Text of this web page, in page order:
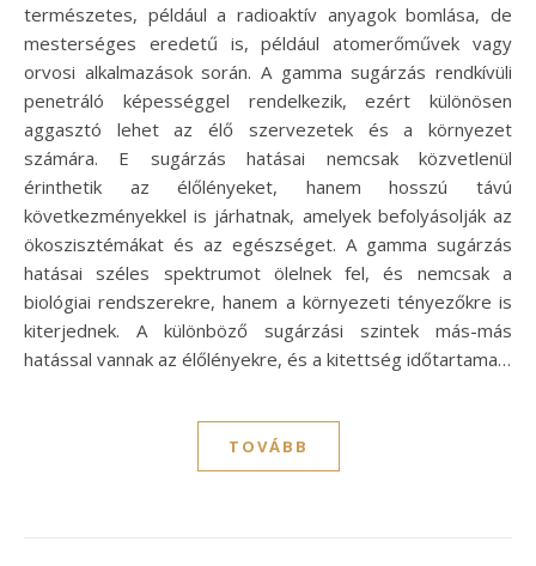
természetes, például a radioaktív anyagok bomlása, de
mesterséges eredetű is, például atomerőművek vagy
orvosi alkalmazások során. A gamma sugárzás rendkívüli
penetráló képességgel rendelkezik, ezért különösen
aggasztó lehet az élő szervezetek és a környezet
számára. E sugárzás hatásai nemcsak közvetlenül
érinthetik az élőlényeket, hanem hosszú távú
következményekkel is járhatnak, amelyek befolyásolják az
ökoszisztémákat és az egészséget. A gamma sugárzás
hatásai széles spektrumot ölelnek fel, és nemcsak a
biológiai rendszerekre, hanem a környezeti tényezőkre is
kiterjednek. A különböző sugárzási szintek más-más
hatással vannak az élőlényekre, és a kitettség időtartama…
TOVÁBB